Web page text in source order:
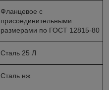
Фланцевое с
присоединительными
размерами по ГОСТ 12815-80
Сталь 25 Л
Сталь нж